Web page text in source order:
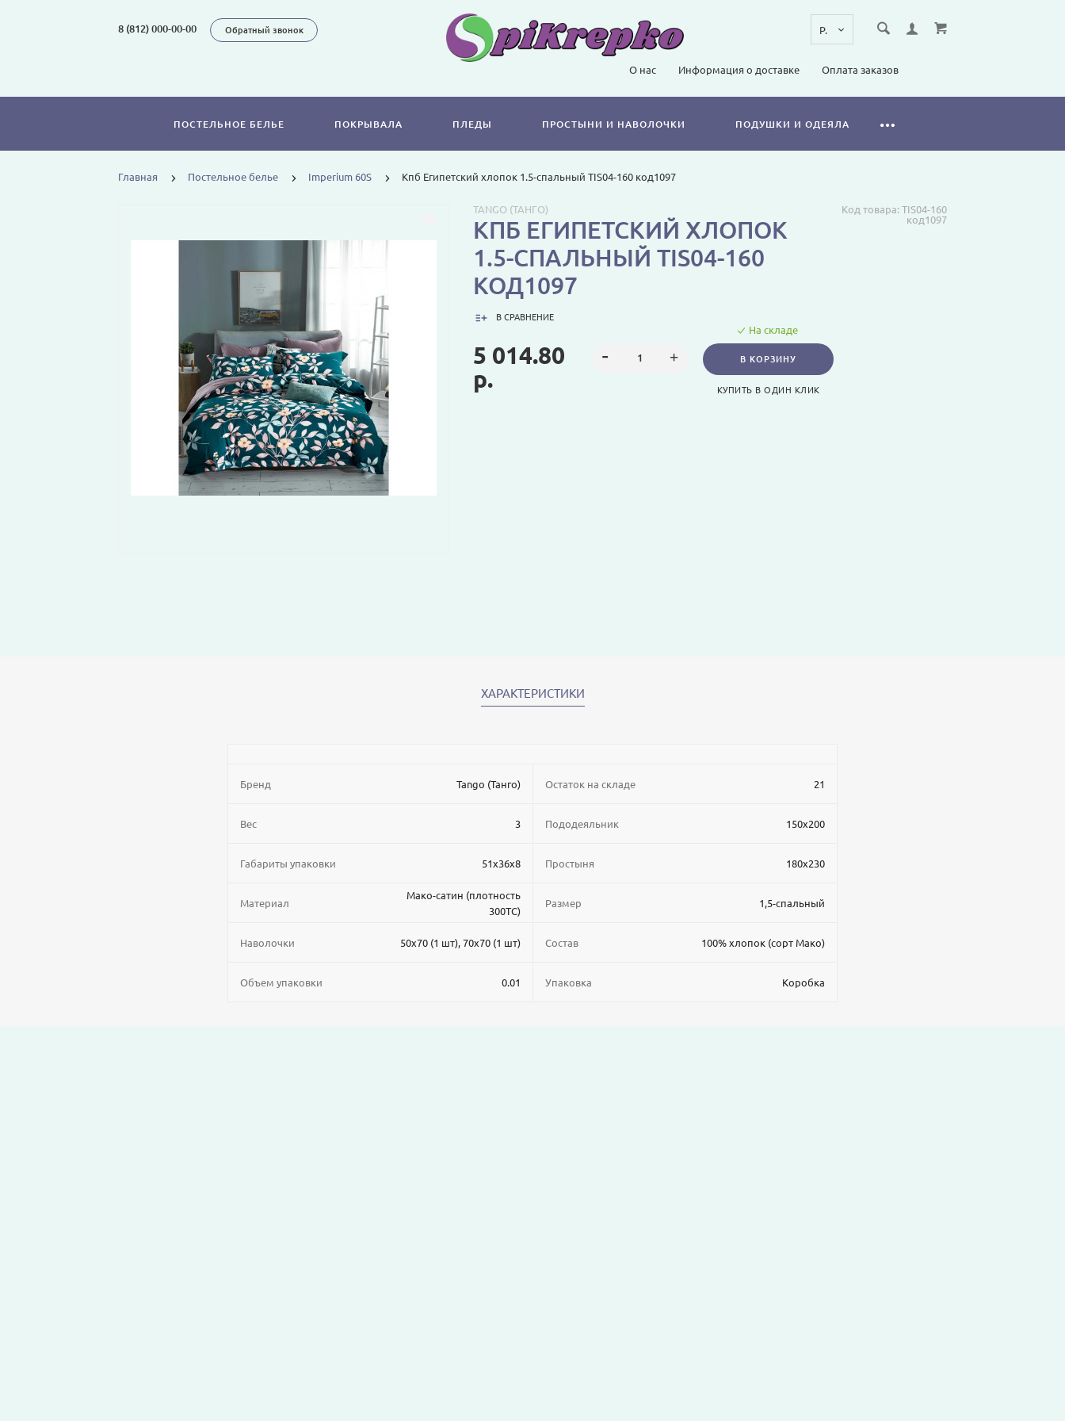
8 (812) 000-00-00 Обратный звонок
О нас Информация о доставке Оплата заказов
ПОСТЕЛЬНОЕ БЕЛЬЕ ПОКРЫВАЛА ПЛЕДЫ ПРОСТЫНИ И НАВОЛОЧКИ ПОДУШКИ И ОДЕЯЛА
Главная Постельное белье Imperium 60S Кпб Египетский хлопок 1.5-спальный TIS04-160 код1097
Код товара: TIS04-160
код1097
TANGO (ТАНГО)
КПБ ЕГИПЕТСКИЙ ХЛОПОК
1.5-СПАЛЬНЫЙ TIS04-160
КОД1097
В СРАВНЕНИЕ
5 014.80
р.
На складе
В КОРЗИНУ
КУПИТЬ В ОДИН КЛИК
ХАРАКТЕРИСТИКИ
Бренд Tango (Танго)
Вес 3
Габариты упаковки 51x36x8
Материал
Мако-сатин (плотность
300ТС)
Наволочки 50x70 (1 шт), 70x70 (1 шт)
Объем упаковки 0.01
Остаток на складе 21
Пододеяльник 150x200
Простыня 180x230
Размер 1,5-спальный
Состав 100% хлопок (сорт Мако)
Упаковка Коробка